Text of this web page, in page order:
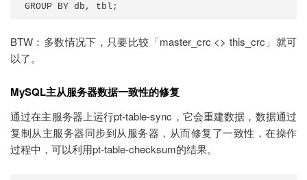
GROUP BY db, tbl;
BTW：多数情况下，只要比较「master_crc <> this_crc」就可
以了。
MySQL主从服务器数据一致性的修复
通过在主服务器上运行pt-table-sync，它会重建数据，数据通过
复制从主服务器同步到从服务器，从而修复了一致性，在操作
过程中，可以利用pt-table-checksum的结果。